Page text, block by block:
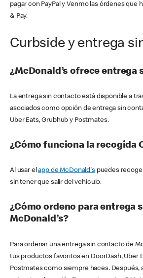
pagar con PayPal y Venmo las órdenes que
& Pay.
Curbside y entrega
¿McDonald’s ofrece entrega
La entrega sin contacto está disponible a
asociados como opción de entrega sin
Uber Eats, Grubhub y Postmates.
¿Cómo funciona la recogida
Al usar elapp de McDonald'spuedes
sin tener que salir del vehículo.
¿Cómo ordeno para entrega
McDonald’s?
Para ordenar una entrega sin contacto de
tus productos favoritos en DoorDash, Uber
Postmates como siempre haces. Después,